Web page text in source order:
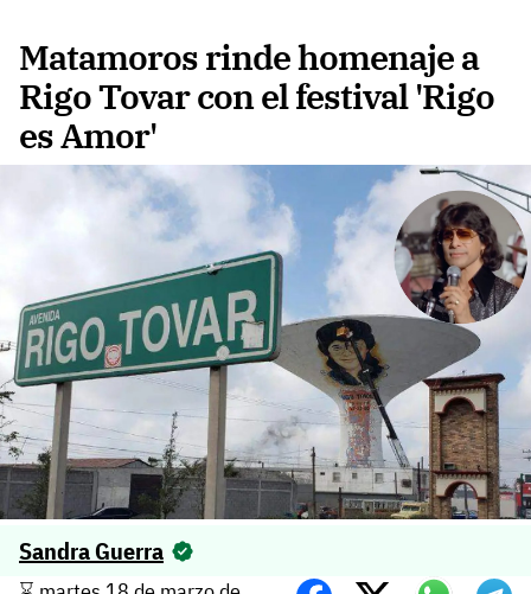
Matamoros rinde homenaje a
Rigo Tovar con el festival 'Rigo
es Amor'
Sandra Guerra